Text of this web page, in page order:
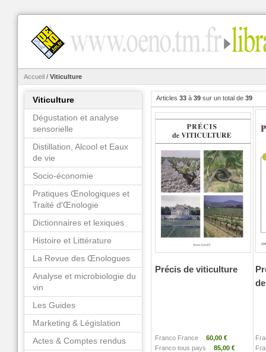
Accueil / Viticulture
Articles 33 à 39 sur un total de 39
Précis de viticulture
Franco France
60,00 €
Franco tous pays
85,00 €
Viticulture
Dégustation et analyse
sensorielle
Distillation, Alcool et Eaux
de vie
Socio-économie
Pratiques Œnologiques et
Traité d'Œnologie
Dictionnaires et lexiques
Histoire et Littérature
La Revue des Œnologues
Analyse et microbiologie du
vin
Les Guides
Marketing & Législation
Actes & Comptes rendus